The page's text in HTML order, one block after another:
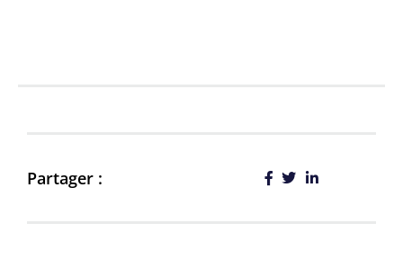
Partager :